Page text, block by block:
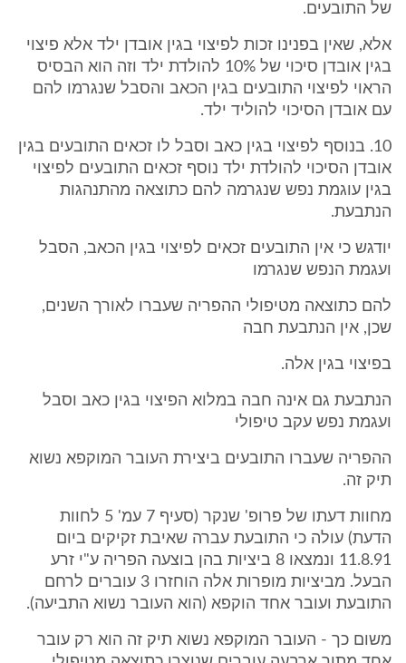
של התובעים.
אלא, שאין בפנינו זכות לפיצוי בגין אובדן ילד אלא פיצוי
בגין אובדן סיכוי של 10% להולדת ילד וזה הוא הבסיס
הראוי לפיצוי התובעים בגין הכאב והסבל שנגרמו להם
עם אובדן הסיכוי להוליד ילד.
10. בנוסף לפיצוי בגין כאב וסבל לו זכאים התובעים בגין
אובדן הסיכוי להולדת ילד נוסף זכאים התובעים לפיצוי
בגין עוגמת נפש שנגרמה להם כתוצאה מהתנהגות
הנתבעת.
יודגש כי אין התובעים זכאים לפיצוי בגין הכאב, הסבל
ועגמת הנפש שנגרמו
להם כתוצאה מטיפולי ההפריה שעברו לאורך השנים,
שכן, אין הנתבעת חבה
בפיצוי בגין אלה.
הנתבעת גם אינה חבה במלוא הפיצוי בגין כאב וסבל
ועגמת נפש עקב טיפולי
ההפריה שעברו התובעים ביצירת העובר המוקפא נשוא
תיק זה.
מחוות דעתו של פרופ' שנקר (סעיף 7 עמ' 5 לחוות
הדעת) עולה כי התובעת עברה שאיבת זקיקים ביום
11.8.91 ונמצאו 8 ביציות בהן בוצעה הפריה ע"י זרע
הבעל. מביציות מופרות אלה הוחזרו 3 עוברים לרחם
התובעת ועובר אחד הוקפא (הוא העובר נשוא התביעה).
משום כך - העובר המוקפא נשוא תיק זה הוא רק עובר